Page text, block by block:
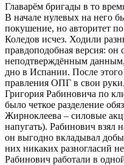
Главарём бригады в то
В начале нулевых на него
покушение, но авторитет
Коледов исчез. Ходили
правдоподобная версия: он
неподтверждённым
дно в Испании. После
правления ОПГ в свои
Григория Рабиновича по
было четкое разделение
Жирноклеева – силовые
напугать). Рабинович взял
он выгодно вкладывал
них никаких разногласий
Рабинович работали в